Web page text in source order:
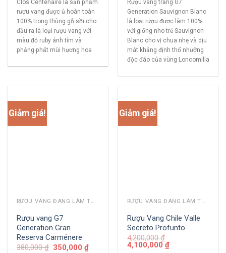
Clos Centenaire là sản phẩm
rượu vang được ủ hoàn toàn
100% trong thùng gỗ sồi cho
đầu ra là loại rượu vang với
màu đỏ ruby ánh tím và
phảng phất mùi hương hoa
Rượu vang trắng G7
Generation Sauvignon Blanc
là loại rượu được làm 100%
với giống nho trẻ Sauvignon
Blanc cho vị chua nhẹ và dịu
mát khẳng định thổ nhưỡng
độc đáo của vùng Loncomilla
Giảm giá!
RƯỢU VANG ĐANG LÀM THỊ TRƯỜNG
Rượu vang G7
Generation Gran
Reserva Carménere
380,000₫ 350,000₫
Giảm giá!
RƯỢU VANG ĐANG LÀM THỊ TRƯỜNG
Rượu Vang Chile Valle
Secreto Profunto
4,200,000₫
4,100,000 ₫